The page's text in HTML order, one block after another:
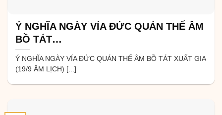
Ý NGHĨA NGÀY VÍA ĐỨC QUÁN THẾ ÂM
BỒ TÁT…
Ý NGHĨA NGÀY VÍA ĐỨC QUÁN THẾ ÂM BỒ TÁT XUẤT GIA
(19/9 ÂM LỊCH) [...]